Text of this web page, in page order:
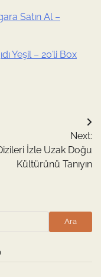
Satın Al –
Yeşil – 20’li Box
Next:
İzle Uzak Doğu
Kültürünü Tanıyın
Ara